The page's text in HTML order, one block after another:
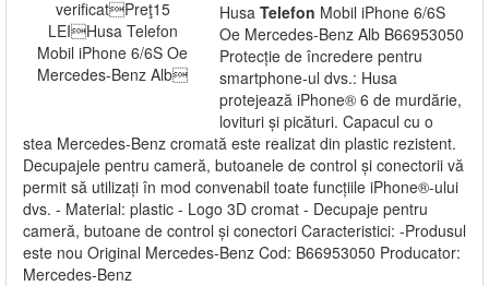
Husa Telefon Mobil iPhone 6/6S
Oe Mercedes-Benz Alb B66953050
Protecție de încredere pentru
smartphone-ul dvs.: Husa
protejează iPhone® 6 de murdărie,
lovituri și picături. Capacul cu o
stea Mercedes-Benz cromată este realizat din plastic rezistent.
Decupajele pentru cameră, butoanele de control și conectorii vă
permit să utilizați în mod convenabil toate funcțiile iPhone®-ului
dvs. - Material: plastic - Logo 3D cromat - Decupaje pentru
cameră, butoane de control și conectori Caracteristici: -Produsul
este nou Original Mercedes-Benz Cod: B66953050 Producator:
Mercedes-Benz